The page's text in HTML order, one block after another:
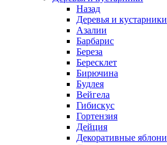
Назад
Деревья и кустарники
Азалии
Барбарис
Береза
Бересклет
Бирючина
Будлея
Вейгела
Гибискус
Гортензия
Дейция
Декоративные яблони